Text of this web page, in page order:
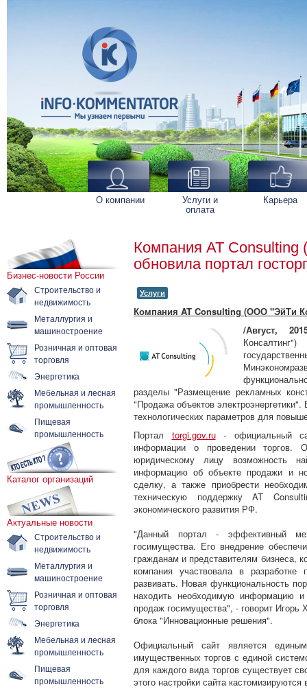
О компании Услуги и
оплата
Карьера
Бизнес-новости России
Строительство и
недвижимость
Металлургия и
машиностроение
Розничная и оптовая
торговля
Энергетика
Мебельная и лесная
промышленность
Пищевая
промышленность
Каталог организаций
Актуальные новости
Строительство и
недвижимость
Металлургия и
машиностроение
Розничная и оптовая
торговля
Энергетика
Мебельная и лесная
промышленность
Пищевая
промышленность
Компания AT
обновила портал
Услуги
Компания AT Consulting (ООО "ЭйТи
/Август,
разделы "Размещение рекламных
"Продажа объектов
технологических параметров для
Портал torgi.gov.ru- официальный
информации о проведении торгов.
юридическому лицу возможность
информацию об объекте продажи и
сделку, а также приобрести
техническую поддержку AT
экономического развития РФ.
"Данный портал - эффективный
госимущества. Его внедрение
гражданам и представителям бизнеса,
компания участвовала в
развивать. Новая функциональность
находить необходимую информацию
продаж госимущества", - говорит Игорь
блока "Инновационные решения".
Официальный сайт является
имущественных торгов с единой
для каждого вида торгов существует
этого настройки сайта